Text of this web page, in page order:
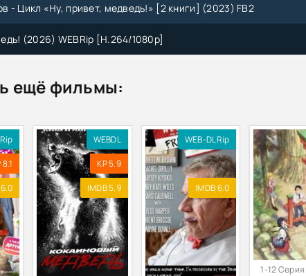
- Цикл «Ну, привет, медведь!» [2 книги] (2023) FB2
(2026) WEBRip [H.264/1080p]
ещё фильмы:
8.1
WEBDL
KP 5.9
IMDB 5.9
WEB-DLRip
IMDB 6.0
1-12 Серия